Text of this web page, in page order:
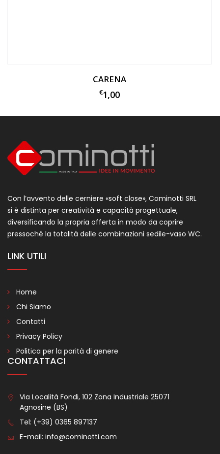
CARENA
€1,00
Con l’avvento delle cerniere «soft close», Cominotti SRL
si è distinta per creatività e capacità progettuale,
diversificando la propria offerta in modo da coprire
pressoché la totalità delle combinazioni sedile-vaso WC.
LINK UTILI
Home
Chi Siamo
Contatti
Privacy Policy
Politica per la parità di genere
CONTATTACI
Via Località Fondi, 102 Zona Industriale 25071
Agnosine (BS)
Tel: (+39) 0365 897137
E-mail: info@cominotti.com